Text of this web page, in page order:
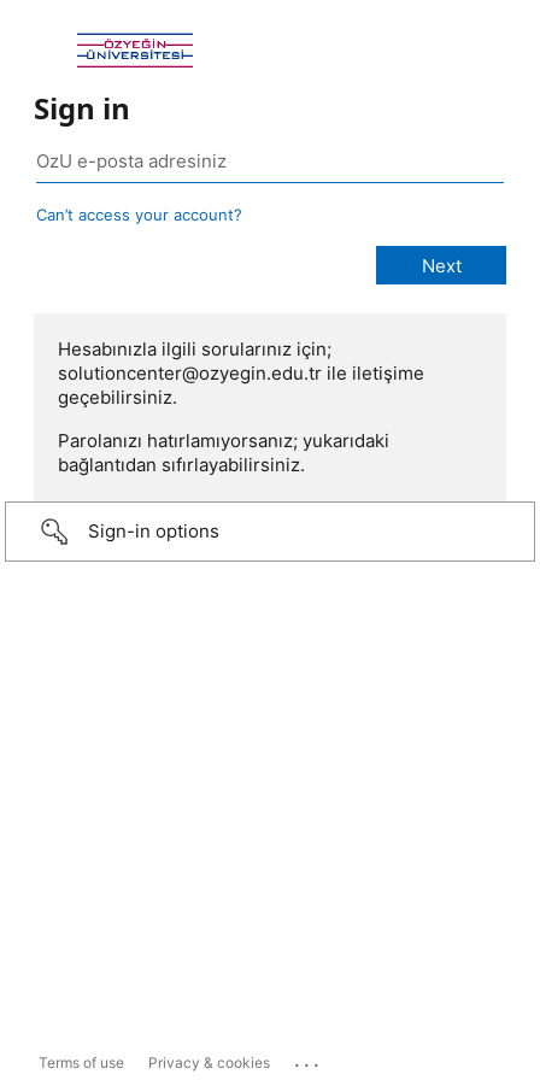
Sign in
Can’t access your account?
Hesabınızla ilgili sorularınız için;
solutioncenter@ozyegin.edu.tr ile iletişime
geçebilirsiniz.
Parolanızı hatırlamıyorsanız; yukarıdaki
bağlantıdan sıfırlayabilirsiniz.
Sign-in options
Terms of use Privacy & cookies ...